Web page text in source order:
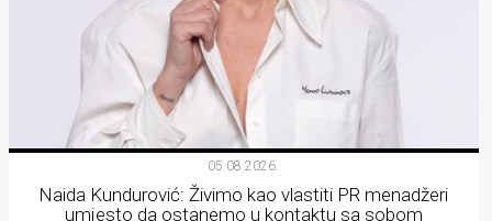
05.08.2026.
Naida Kundurović: Živimo kao vlastiti PR menadžeri
umjesto da ostanemo u kontaktu sa sobom